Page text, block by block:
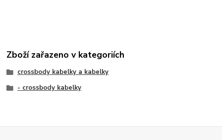
Zboží zařazeno v kategoriích
crossbody kabelky a kabelky
- crossbody kabelky